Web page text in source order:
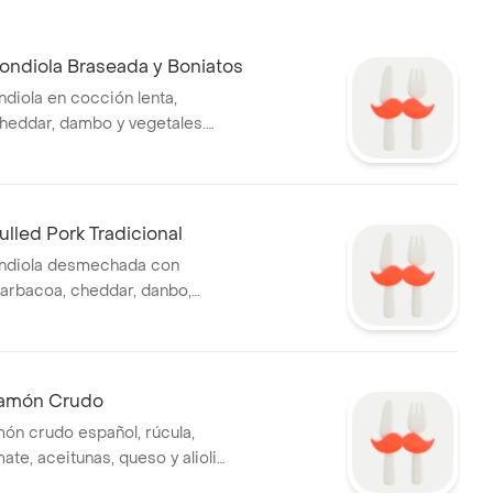
Braseada y Boniatos
en cocción lenta,
dambo y vegetales.
Pork Tradicional
desmechada con
cheddar, danbo,
Crudo
crudo español, rúcula,
aceitunas, queso y alioli